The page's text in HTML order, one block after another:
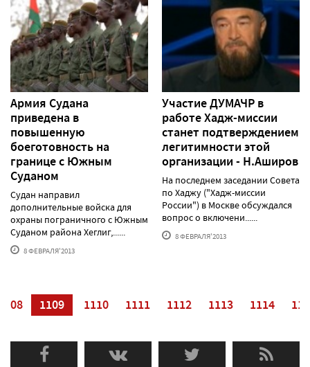
Армия Судана
приведена в
повышенную
боеготовность на
границе с Южным
Суданом
Судан направил
дополнительные войска для
охраны пограничного с Южным
Суданом района Хеглиг,......
8 ФЕВРАЛЯ'2013
Участие ДУМАЧР в
работе Хадж-миссии
станет подтверждением
легитимности этой
организации - Н.Аширов
На последнем заседании Совета
по Хаджу ("Хадж-миссии
России") в Москве обсуждался
вопрос о включени......
8 ФЕВРАЛЯ'2013
1109 1110 1111 1112 1113 1114